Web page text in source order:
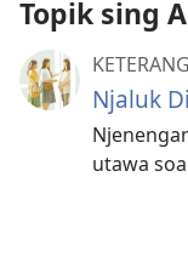
Topik sing
Njaluk
utawa